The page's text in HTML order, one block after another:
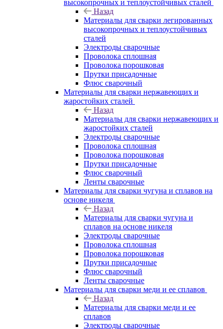
высокопрочных и теплоустойчивых сталей
Назад
Материалы для сварки легированных
высокопрочных и теплоустойчивых
сталей
Электроды сварочные
Проволока сплошная
Проволока порошковая
Прутки присадочные
Флюс сварочный
Материалы для сварки нержавеющих и
жаростойких сталей
Назад
Материалы для сварки нержавеющих и
жаростойких сталей
Электроды сварочные
Проволока сплошная
Проволока порошковая
Прутки присадочные
Флюс сварочный
Ленты сварочные
Материалы для сварки чугуна и сплавов на
основе никеля
Назад
Материалы для сварки чугуна и
сплавов на основе никеля
Электроды сварочные
Проволока сплошная
Проволока порошковая
Прутки присадочные
Флюс сварочный
Ленты сварочные
Материалы для сварки меди и ее сплавов
Назад
Материалы для сварки меди и ее
сплавов
Электроды сварочные